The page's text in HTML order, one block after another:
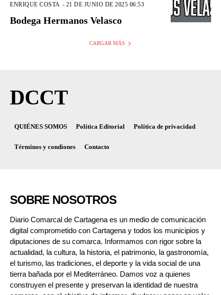
ENRIQUE COSTA - 21 DE JUNIO DE 2025 06:53
Bodega Hermanos Velasco
CARGAR MÁS
DCCT
QUIÉNES SOMOS Política Editorial Política de privacidad
Términos y condiones Contacto
SOBRE NOSOTROS
Diario Comarcal de Cartagena es un medio de comunicación
digital comprometido con Cartagena y todos los municipios y
diputaciones de su comarca. Informamos con rigor sobre la
actualidad, la cultura, la historia, el patrimonio, la gastronomía,
el turismo, las tradiciones, el deporte y la vida social de una
tierra bañada por el Mediterráneo. Damos voz a quienes
construyen el presente y preservan la identidad de nuestra